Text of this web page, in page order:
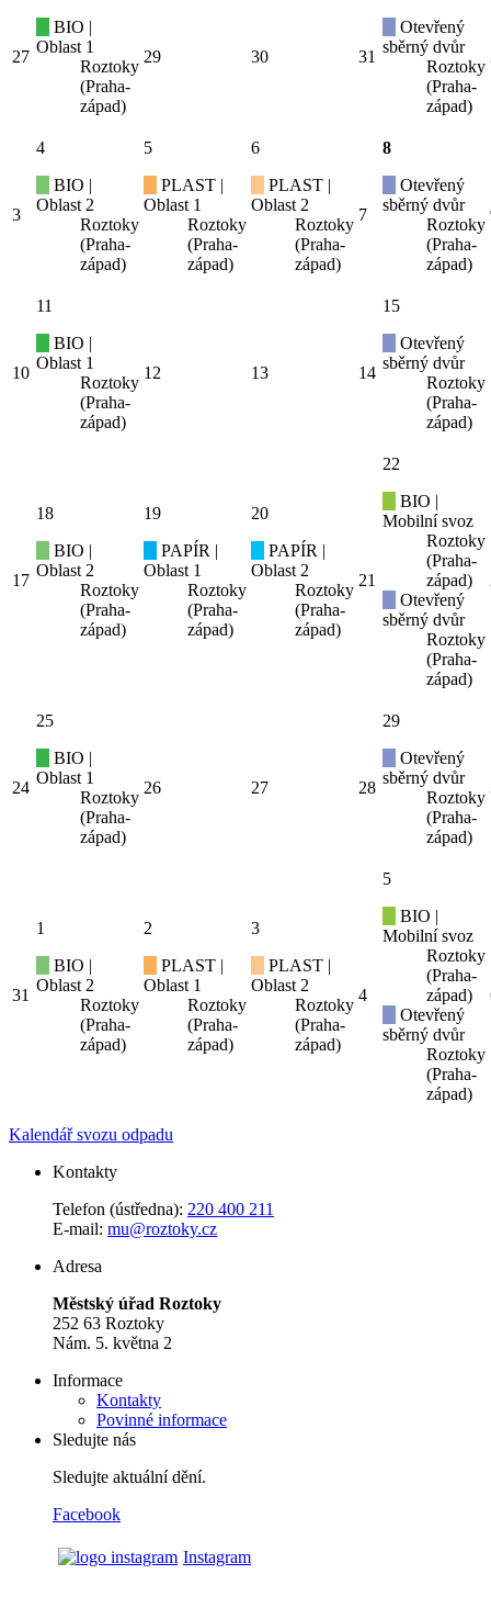
27
BIO |
Oblast 1
Roztoky
(Praha-
západ)
29 30 31
Otevřený
sběrný dvůr
Roztoky
(Praha-
západ)
3
4
BIO |
Oblast 2
Roztoky
(Praha-
západ)
5
PLAST |
Oblast 1
Roztoky
(Praha-
západ)
6
PLAST |
Oblast 2
Roztoky
(Praha-
západ)
7
8
Otevřený
sběrný dvůr
Roztoky
(Praha-
západ)
10
11
BIO |
Oblast 1
Roztoky
(Praha-
západ)
12 13 14
15
Otevřený
sběrný dvůr
Roztoky
(Praha-
západ)
17
18
BIO |
Oblast 2
Roztoky
(Praha-
západ)
19
PAPÍR |
Oblast 1
Roztoky
(Praha-
západ)
20
PAPÍR |
Oblast 2
Roztoky
(Praha-
západ)
21
22
BIO |
Mobilní svoz
Roztoky
(Praha-
západ)
Otevřený
sběrný dvůr
Roztoky
(Praha-
západ)
24
25
BIO |
Oblast 1
Roztoky
(Praha-
západ)
26 27 28
29
Otevřený
sběrný dvůr
Roztoky
(Praha-
západ)
31
1
BIO |
Oblast 2
Roztoky
(Praha-
západ)
2
PLAST |
Oblast 1
Roztoky
(Praha-
západ)
3
PLAST |
Oblast 2
Roztoky
(Praha-
západ)
4
5
BIO |
Mobilní svoz
Roztoky
(Praha-
západ)
Otevřený
sběrný dvůr
Roztoky
(Praha-
západ)
Kalendář svozu odpadu
Kontakty
Telefon (ústředna): 220 400 211
E-mail: mu@roztoky.cz
Adresa
Městský úřad Roztoky
252 63 Roztoky
Nám. 5. května 2
Informace
Kontakty
Povinné informace
Sledujte nás
Sledujte aktuální dění.
Facebook
Instagram